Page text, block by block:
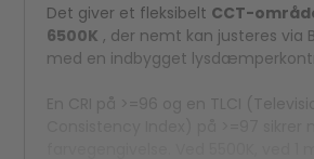
Det giver et fleksibelt CCT-
6500K , der nemt kan justeres via
med en indbygget